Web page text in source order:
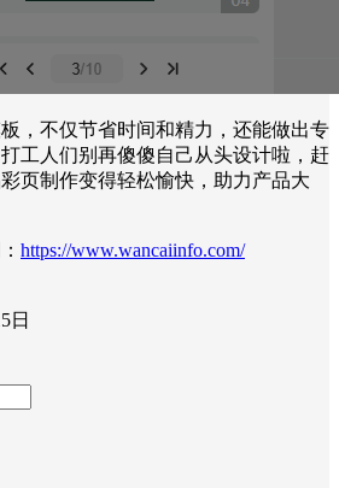
，不仅节省时间和精力，还能做出专
工人们别再傻傻自己从头设计啦，赶
页制作变得轻松愉快，助力产品大
https://www.wancaiinfo.com/
日